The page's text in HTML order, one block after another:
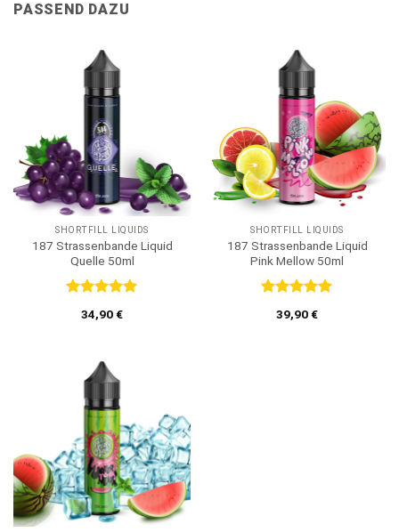
PASSEND DAZU
SHORTFILL LIQUIDS
187 Strassenbande Liquid
Quelle 50ml
Bewertet
mit5von
34,90€
SHORTFILL LIQUIDS
187 Strassenbande Liquid
Pink Mellow 50ml
Bewertet
mit5von
39,90€